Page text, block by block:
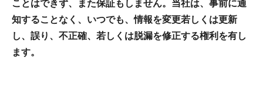
ことはできず、また保証もしません。当社は、事前に通
知することなく、いつでも、情報を変更若しくは更新
し、誤り、不正確、若しくは脱漏を修正する権利を有し
ます。